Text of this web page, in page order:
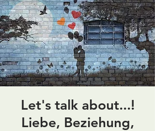
Let's talk about...!
Liebe, Beziehung,